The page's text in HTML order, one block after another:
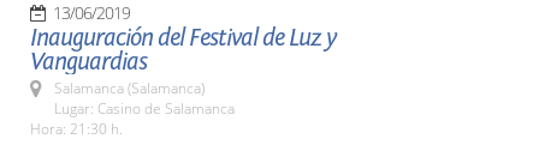
13/06/2019
Inauguración del Festival de Luz y
Vanguardias
Salamanca (Salamanca)
Lugar: Casino de Salamanca
Hora: 21:30 h.